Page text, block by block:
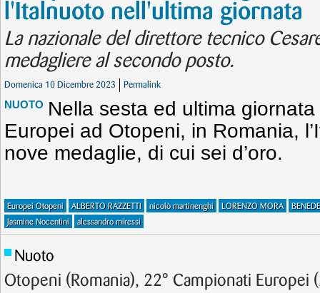
l'Italnuoto nell'ultima giornata
La nazionale del direttore tecnico
medagliere al secondo posto.
Domenica 10 Dicembre 2023 Permalink
NUOTO Nella sesta ed ultima
Europei ad Otopeni, in Romania,
nove medaglie, di cui sei d’oro.
Europei Otopeni ALBERTO RAZZETTI nicolò martinenghi LORENZO MORA
Jasmine Nocentini
alessandro miressi
Nuoto
Otopeni (Romania), 22° Campionati Europei